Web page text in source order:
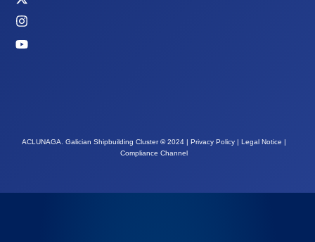
ACLUNAGA. Galician Shipbuilding Cluster©2024 | Privacy Policy | Legal Notice |
Compliance Channel